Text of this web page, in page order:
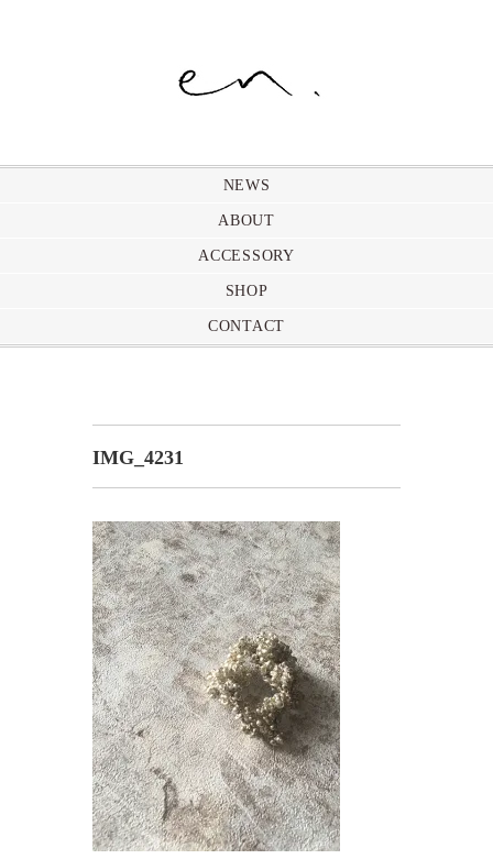
NEWS
ABOUT
ACCESSORY
SHOP
CONTACT
IMG_4231